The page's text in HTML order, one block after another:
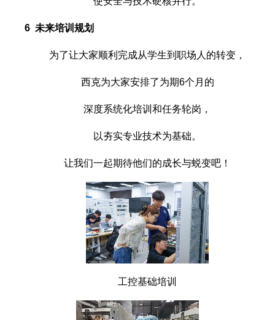
6 未来培训规划
为了让大家顺利完成从学生到职场人的转变，
西克为大家安排了为期6个月的
深度系统化培训和任务轮岗，
以夯实专业技术为基础。
让我们一起期待他们的成长与蜕变吧！
工控基础培训